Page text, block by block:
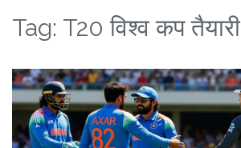
Tag: T20 विश्व कप तैयारी